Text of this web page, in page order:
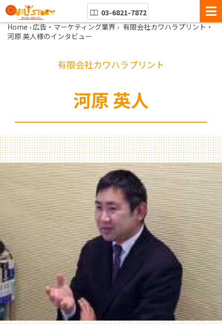
03-6821-7872
Home ›広告・マーケティング業界 › 有限会社カワハラプリント・
河原 英人様のインタビュー
有限会社カワハラプリント
河原 英人